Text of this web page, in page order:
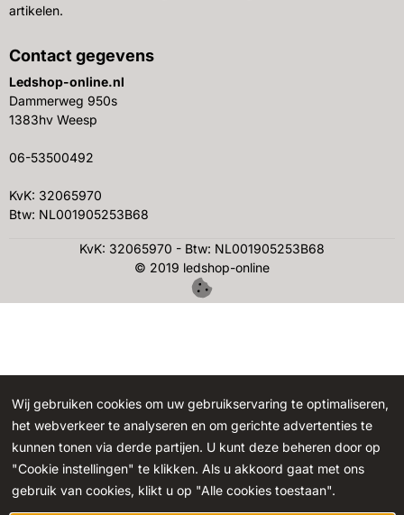
artikelen.
Contact gegevens
Ledshop-online.nl
Dammerweg 950s
1383hv Weesp
06-53500492
KvK: 32065970
Btw: NL001905253B68
KvK: 32065970 - Btw: NL001905253B68
© 2019 ledshop-online
Wij gebruiken cookies om uw gebruikservaring te optimaliseren,
het webverkeer te analyseren en om gerichte advertenties te
kunnen tonen via derde partijen. U kunt deze beheren door op
"Cookie instellingen" te klikken. Als u akkoord gaat met ons
gebruik van cookies, klikt u op "Alle cookies toestaan".